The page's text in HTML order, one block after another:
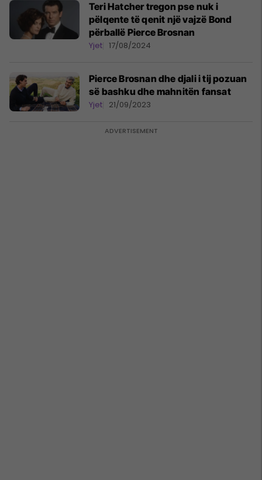
Teri Hatcher tregon pse nuk i
pëlqente të qenit një vajzë Bond
përballë Pierce Brosnan
Yjet 17/08/2024
Pierce Brosnan dhe djali i tij pozuan
së bashku dhe mahnitën fansat
Yjet 21/09/2023